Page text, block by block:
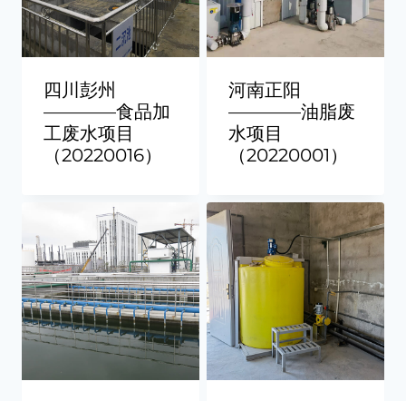
四川彭州
————食品加
工废水项目
（20220016）
河南正阳
————油脂废
水项目
（20220001）